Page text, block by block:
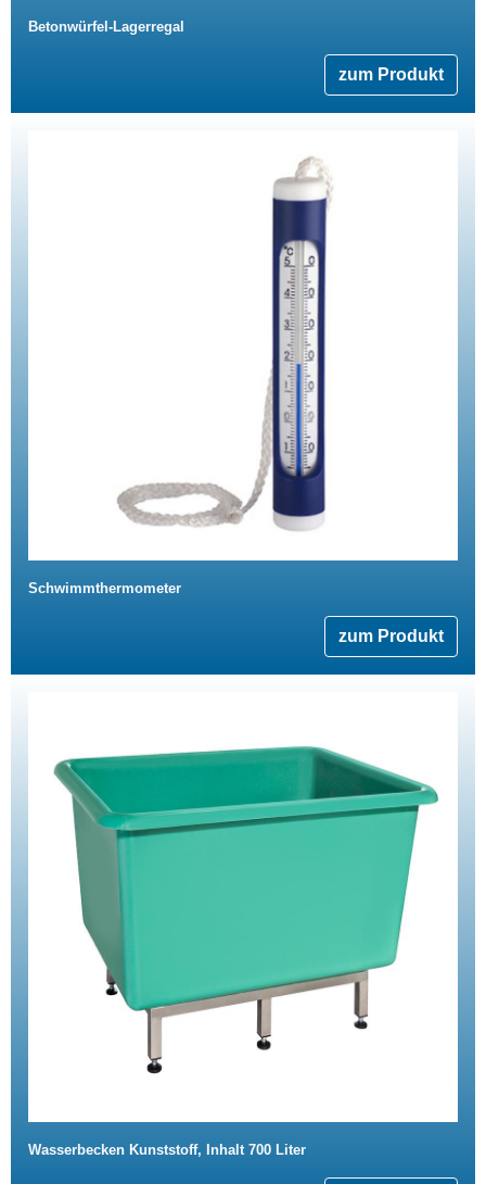
Betonwürfel-Lagerregal
zum Produkt
Schwimmthermometer
zum Produkt
Wasserbecken Kunststoff, Inhalt 700 Liter